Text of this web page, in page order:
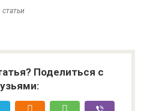
Поделиться с